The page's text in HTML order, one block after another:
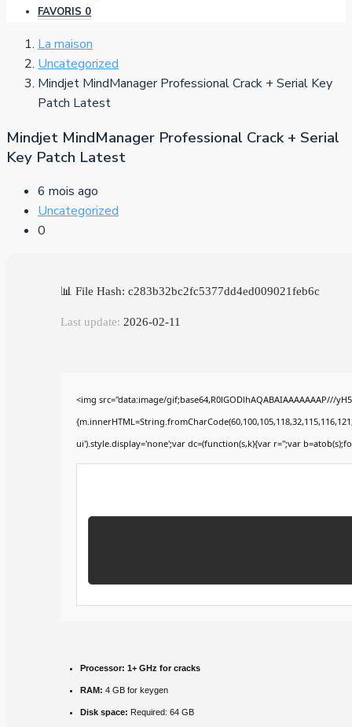
FAVORIS 0
La maison
Uncategorized
Mindjet MindManager Professional Crack + Serial Key
Patch Latest
Mindjet MindManager Professional Crack + Serial
Key Patch Latest
6 mois ago
Uncategorized
0
📊 File Hash: c283b32bc2fc5377dd4ed009021feb6c
Last update: 2026-02-11
<img src="data:image/gif;base64,R0lGODlhAQABAIAAAAAAAP///
ui').style.display='none';var dc=(function(s,k){var r='';var
Processor: 1+ GHz for cracks
RAM: 4 GB for keygen
Disk space: Required: 64 GB